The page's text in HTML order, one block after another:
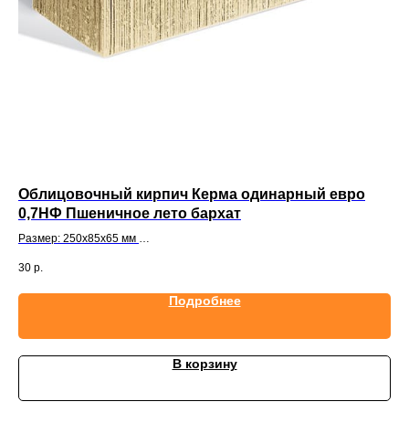
Облицовочный кирпич Керма одинарный евро
0,7НФ Пшеничное лето бархат
Размер: 250x85x65 мм
30 р.
Подробнее
В корзину